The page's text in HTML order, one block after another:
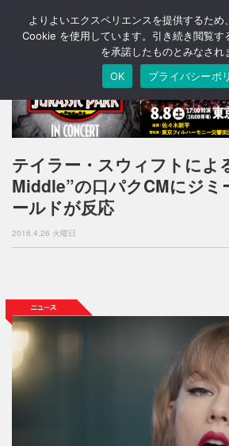
テイラー・スウィフトによ
Middle”の口パクCMにジミ
ールドが反応
2016.4.26 火曜日
よりよいエクスペリエンスを提供するため
Cookie を使用しています。引き続き閲覧す
を承諾したものとみなされ
OK
プライバシーポ